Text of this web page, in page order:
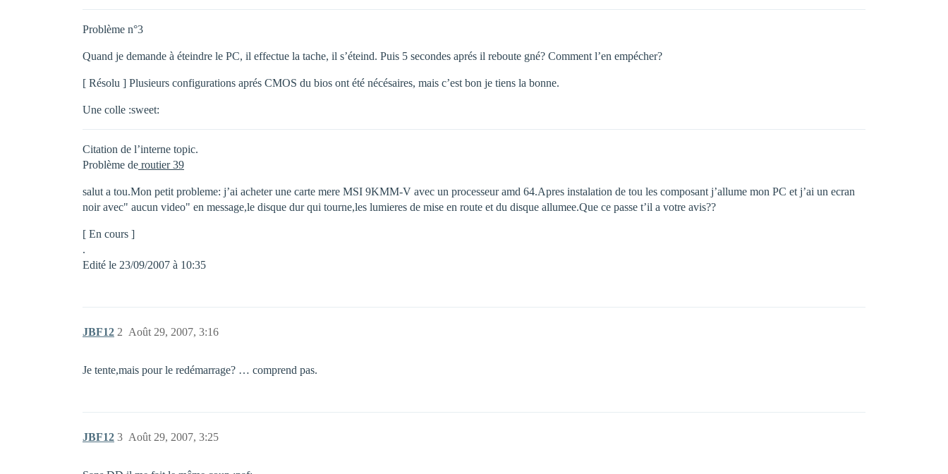
Problème n°3
Quand je demande à éteindre le PC, il effectue la tache, il s’éteind. Puis 5 secondes aprés il reboute gné? Comment l’en empécher?
[ Résolu ] Plusieurs configurations aprés CMOS du bios ont été nécésaires, mais c’est bon je tiens la bonne.
Une colle :sweet:
Citation de l’interne topic.
Problème de routier 39
salut a tou.Mon petit probleme: j’ai acheter une carte mere MSI 9KMM-V avec un processeur amd 64.Apres instalation de tou les composant j’allume mon PC et j’ai un ecran
noir avec" aucun video" en message,le disque dur qui tourne,les lumieres de mise en route et du disque allumee.Que ce passe t’il a votre avis??
[ En cours ]
.
Edité le 23/09/2007 à 10:35
JBF12 Août 29, 2007, 3:16
2
Je tente,mais pour le redémarrage? … comprend pas.
JBF12 Août 29, 2007, 3:25
3